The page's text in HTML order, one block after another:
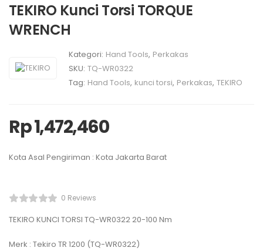
TEKIRO Kunci Torsi TORQUE
WRENCH
Kategori: Hand Tools, Perkakas
SKU: TQ-WR0322
Tag: Hand Tools, kunci torsi, Perkakas, TEKIRO
Rp1,472,460
Kota Asal Pengiriman : Kota Jakarta Barat
0 Reviews
TEKIRO KUNCI TORSI TQ-WR0322 20-100 Nm
Merk : Tekiro TR 1200 (TQ-WR0322)